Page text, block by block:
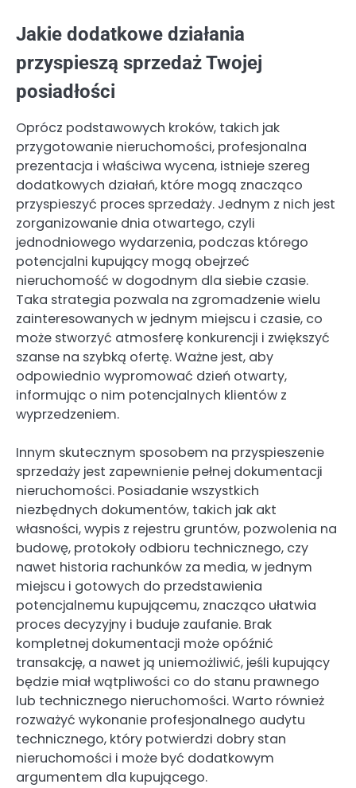
Jakie dodatkowe działania
przyspieszą sprzedaż Twojej
posiadłości
Oprócz podstawowych kroków, takich jak
przygotowanie nieruchomości, profesjonalna
prezentacja i właściwa wycena, istnieje szereg
dodatkowych działań, które mogą znacząco
przyspieszyć proces sprzedaży. Jednym z nich jest
zorganizowanie dnia otwartego, czyli
jednodniowego wydarzenia, podczas którego
potencjalni kupujący mogą obejrzeć
nieruchomość w dogodnym dla siebie czasie.
Taka strategia pozwala na zgromadzenie wielu
zainteresowanych w jednym miejscu i czasie, co
może stworzyć atmosferę konkurencji i zwiększyć
szanse na szybką ofertę. Ważne jest, aby
odpowiednio wypromować dzień otwarty,
informując o nim potencjalnych klientów z
wyprzedzeniem.
Innym skutecznym sposobem na przyspieszenie
sprzedaży jest zapewnienie pełnej dokumentacji
nieruchomości. Posiadanie wszystkich
niezbędnych dokumentów, takich jak akt
własności, wypis z rejestru gruntów, pozwolenia na
budowę, protokoły odbioru technicznego, czy
nawet historia rachunków za media, w jednym
miejscu i gotowych do przedstawienia
potencjalnemu kupującemu, znacząco ułatwia
proces decyzyjny i buduje zaufanie. Brak
kompletnej dokumentacji może opóźnić
transakcję, a nawet ją uniemożliwić, jeśli kupujący
będzie miał wątpliwości co do stanu prawnego
lub technicznego nieruchomości. Warto również
rozważyć wykonanie profesjonalnego audytu
technicznego, który potwierdzi dobry stan
nieruchomości i może być dodatkowym
argumentem dla kupującego.